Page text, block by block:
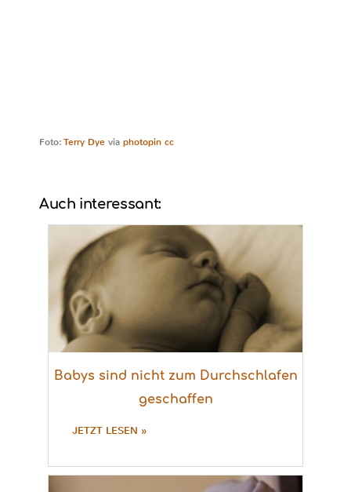
Foto:Terry Dye via photopin cc
Auch interessant:
Babys sind nicht zum Durchschlafen
geschaffen
JETZT LESEN »